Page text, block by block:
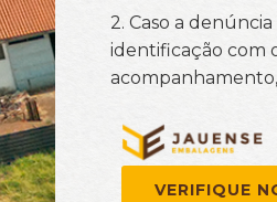
2. Caso a denúncia
identificação com
VERIFIQUE